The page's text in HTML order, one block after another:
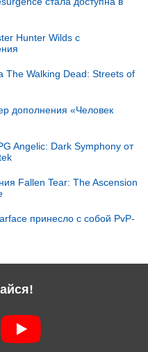
Hunter Wilds с
The Walking Dead: Streets of
дополнения «Человек
Angelic: Dark Symphony от
Fallen Tear: The Ascension
принесло с собой PvP-